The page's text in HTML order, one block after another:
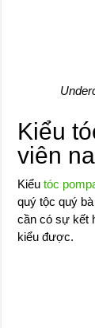
Kiểu
viên
Kiểutóc
quý tộc quý
cần có sự kết
kiểu được.